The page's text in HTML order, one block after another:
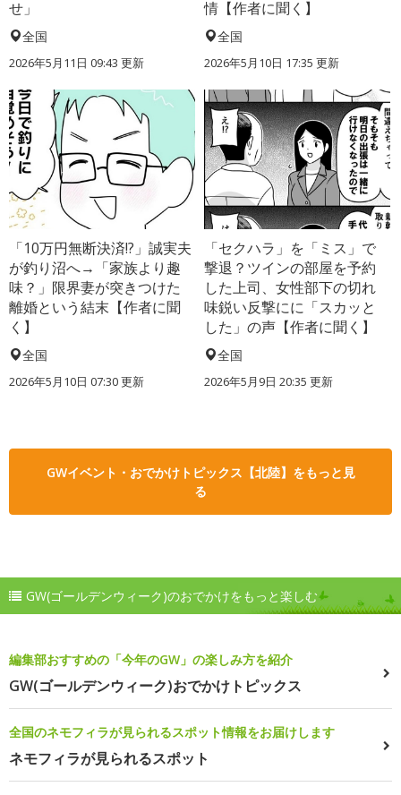
せ」
全国
2026年5月11日 09:43 更新
情【作者に聞く】
全国
2026年5月10日 17:35 更新
「10万円無断決済!?」誠実夫
が釣り沼へ→「家族より趣
味？」限界妻が突きつけた
離婚という結末【作者に聞
く】
全国
2026年5月10日 07:30 更新
「セクハラ」を「ミス」で
撃退？ツインの部屋を予約
した上司、女性部下の切れ
味鋭い反撃にに「スカッと
した」の声【作者に聞く】
全国
2026年5月9日 20:35 更新
GWイベント・おでかけトピックス【北陸】をもっと見
る
GW(ゴールデンウィーク)のおでかけをもっと楽しむ
編集部おすすめの「今年のGW」の楽しみ方を紹介
GW(ゴールデンウィーク)おでかけトピックス
全国のネモフィラが見られるスポット情報をお届けします
ネモフィラが見られるスポット